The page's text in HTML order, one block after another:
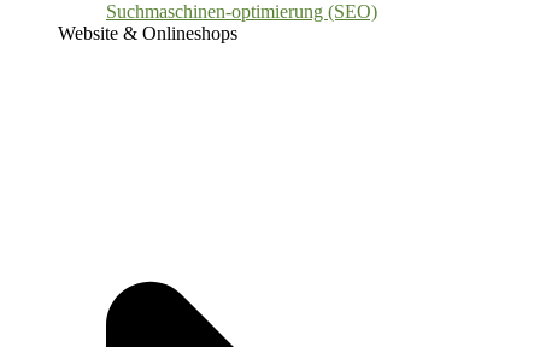
Suchmaschinen-optimierung (SEO)
Website & Onlineshops